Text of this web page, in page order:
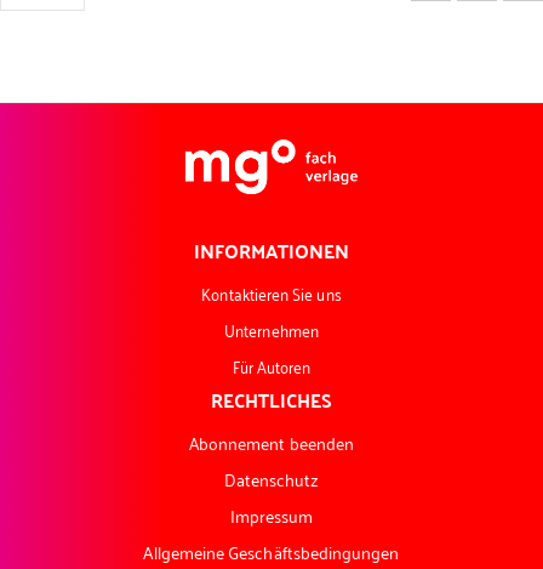
INFORMATIONEN
Kontaktieren Sie uns
Unternehmen
Für Autoren
RECHTLICHES
Abonnement beenden
Datenschutz
Impressum
Allgemeine Geschäftsbedingungen